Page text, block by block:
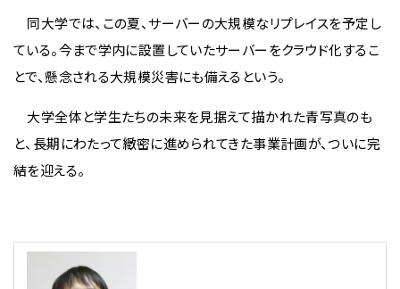
同大学では、この夏、サーバーの大規模なリプレイスを予定し
ている。今まで学内に設置していたサーバーをクラウド化するこ
とで、懸念される大規模災害にも備えるという。
大学全体と学生たちの未来を見据えて描かれた青写真のも
と、長期にわたって緻密に進められてきた事業計画が、ついに完
結を迎える。